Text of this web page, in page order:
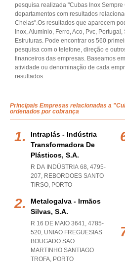
pesquisa realizada "Cubas Inox Sempre
departamentos com resultados
Cheias".Os resultados que aparecem
Inox, Aluminio, Ferro, Aco, Pvc,
Estruturas. Pode encontrar os 560
pesquisa com o telefone, direção e
financeiros das empresas. Baseamos
atividade ou denominação de cada
resultados.
Principais Empresas relacionadas a
ordenados por cobrança
Intraplás - Indústria
Transformadora De
Plásticos, S.a.
R DA INDÚSTRIA 68, 4795-
207, REBORDOES SANTO
TIRSO, PORTO
Metalogalva - Irmãos
Silvas, S.a.
R 16 DE MAIO 3641, 4785-
520, UNIAO FREGUESIAS
BOUGADO SAO
MARTINHO SANTIAGO
TROFA, PORTO